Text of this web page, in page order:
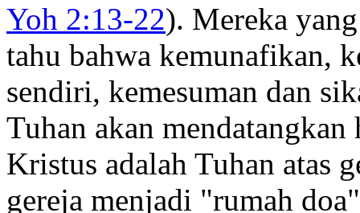
Yoh 2:13-22). Mereka
tahu bahwa kemunafikan,
sendiri, kemesuman dan
Tuhan akan
Kristus adalah Tuhan atas
gereja menjadi "rumah